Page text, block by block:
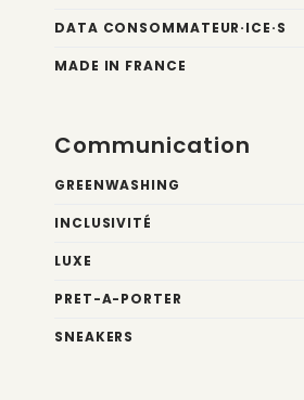
DATA CONSOMMATEUR·ICE·S
MADE IN FRANCE
Communication
GREENWASHING
INCLUSIVITÉ
LUXE
PRET-A-PORTER
SNEAKERS